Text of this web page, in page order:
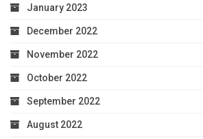
January 2023
December 2022
November 2022
October 2022
September 2022
August 2022